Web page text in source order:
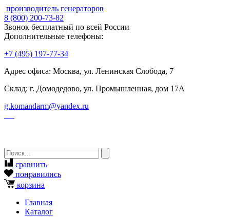
производитель генераторов
8 (800) 200-73-82
Звонок бесплатный по всей России
Дополнительные телефоны:
+7 (495) 197-77-34
Адрес офиса: Москва, ул. Ленинская Слобода, 7
Склад: г. Домодедово, ул. Промышленная, дом 17А
g.komandarm@yandex.ru
сравнить
понравились
корзина
Главная
Каталог